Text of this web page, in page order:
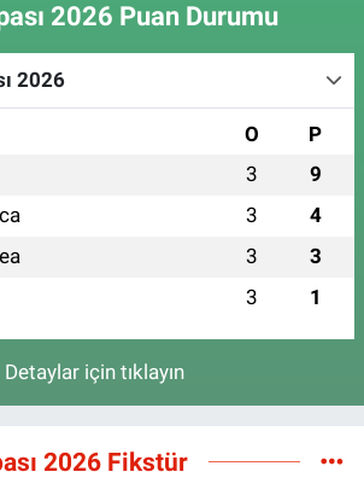
2026 Puan Durumu
2026
O P
3 9
3 4
3 3
3 1
Detaylar için tıklayın
2026 Fikstür